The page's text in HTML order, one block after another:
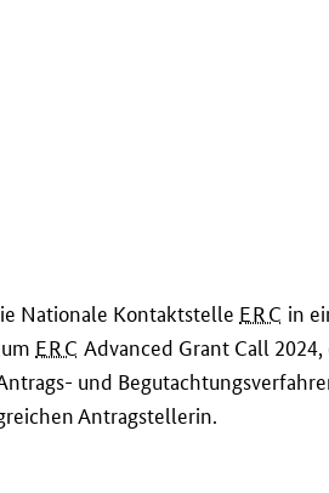
Nationale Kontaktstelle ERC in
ERC Advanced Grant Call
und
Antragstellerin.